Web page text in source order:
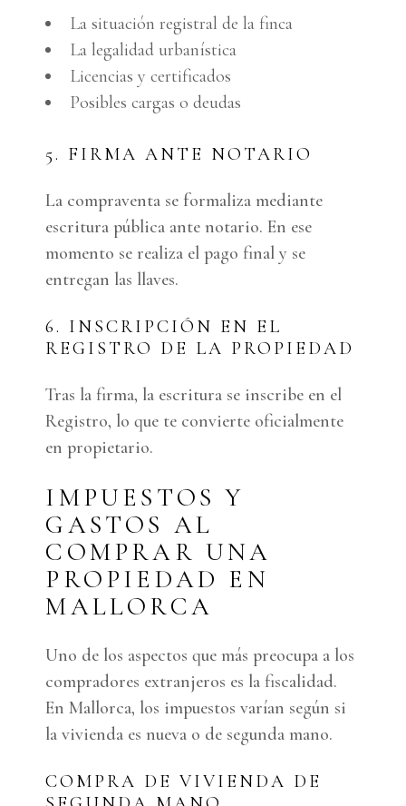
La situación registral de la finca
La legalidad urbanística
Licencias y certificados
Posibles cargas o deudas
5. FIRMA ANTE NOTARIO
La compraventa se formaliza mediante
escritura pública ante notario. En ese
momento se realiza el pago final y se
entregan las llaves.
6. INSCRIPCIÓN EN EL
REGISTRO DE LA PROPIEDAD
Tras la firma, la escritura se inscribe en el
Registro, lo que te convierte oficialmente
en propietario.
IMPUESTOS Y
GASTOS AL
COMPRAR UNA
PROPIEDAD EN
MALLORCA
Uno de los aspectos que más preocupa a los
compradores extranjeros es la fiscalidad.
En Mallorca, los impuestos varían según si
la vivienda es nueva o de segunda mano.
COMPRA DE VIVIENDA DE